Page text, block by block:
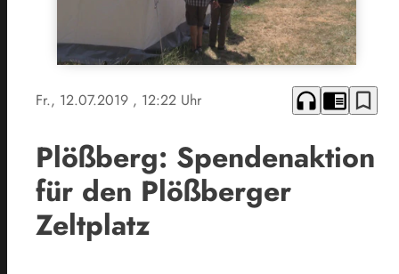
Fr., 12.07.2019 , 12:22 Uhr headphones chrome_reader_mode bookmark_border
Plößberg: Spendenaktion
für den Plößberger
Zeltplatz